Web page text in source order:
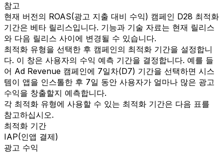
참고
현재 버전의 ROAS(광고 지출 대비 수익) 캠페인 D28 최적화
기간은 베타 릴리스입니다. 기능과 기술 자료는 현재 릴리스
와 다음 릴리스 사이에 변경될 수 있습니다.
최적화 유형을 선택한 후 캠페인의 최적화 기간을 설정합니
다. 이 창은 사용자의 수익 예측 기간을 결정합니다. 예를 들
어 Ad Revenue 캠페인에 7일차(D7) 기간을 선택하면 시스
템이 앱을 인스톨한 후 7일 동안 사용자가 얼마나 많은 광고
수익을 창출할지 예측합니다.
각 최적화 유형에 사용할 수 있는 최적화 기간은 다음 표를
참고하십시오.
최적화 기간
IAP(인앱 결제)
광고 수익